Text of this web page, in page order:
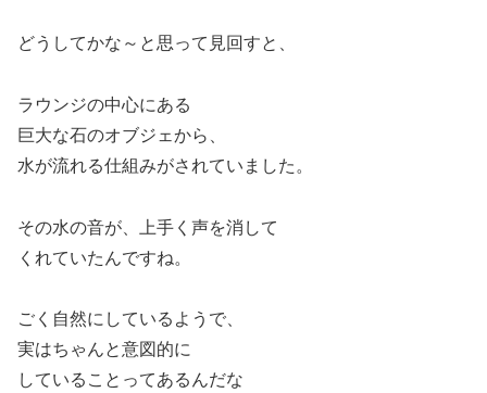
どうしてかな～と思って見回すと、
ラウンジの中心にある
巨大な石のオブジェから、
水が流れる仕組みがされていました。
その水の音が、上手く声を消して
くれていたんですね。
ごく自然にしているようで、
実はちゃんと意図的に
していることってあるんだな